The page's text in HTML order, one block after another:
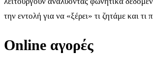
την εντολή για να «ξέρει» τι ζητάμε και τι
Online αγορές